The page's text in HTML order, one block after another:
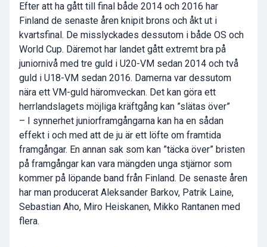
Efter att ha gått till final både 2014 och 2016 har
Finland de senaste åren knipit brons och åkt ut i
kvartsfinal. De misslyckades dessutom i både OS och
World Cup. Däremot har landet gått extremt bra på
juniornivå med tre guld i U20-VM sedan 2014 och två
guld i U18-VM sedan 2016. Damerna var dessutom
nära ett VM-guld häromveckan. Det kan göra ett
herrlandslagets möjliga kräftgång kan ”slätas över”
– I synnerhet juniorframgångarna kan ha en sådan
effekt i och med att de ju är ett löfte om framtida
framgångar. En annan sak som kan ”täcka över” bristen
på framgångar kan vara mängden unga stjärnor som
kommer på löpande band från Finland. De senaste åren
har man producerat Aleksander Barkov, Patrik Laine,
Sebastian Aho, Miro Heiskanen, Mikko Rantanen med
flera.